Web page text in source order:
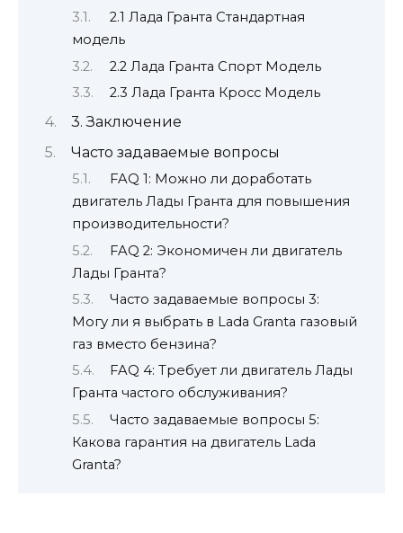
2.1 Лада Гранта Стандартная
модель
2.2 Лада Гранта Спорт Модель
2.3 Лада Гранта Кросс Модель
3. Заключение
Часто задаваемые вопросы
FAQ 1: Можно ли доработать
двигатель Лады Гранта для повышения
производительности?
FAQ 2: Экономичен ли двигатель
Лады Гранта?
Часто задаваемые вопросы 3:
Могу ли я выбрать в Lada Granta газовый
газ вместо бензина?
FAQ 4: Требует ли двигатель Лады
Гранта частого обслуживания?
Часто задаваемые вопросы 5:
Какова гарантия на двигатель Lada
Granta?